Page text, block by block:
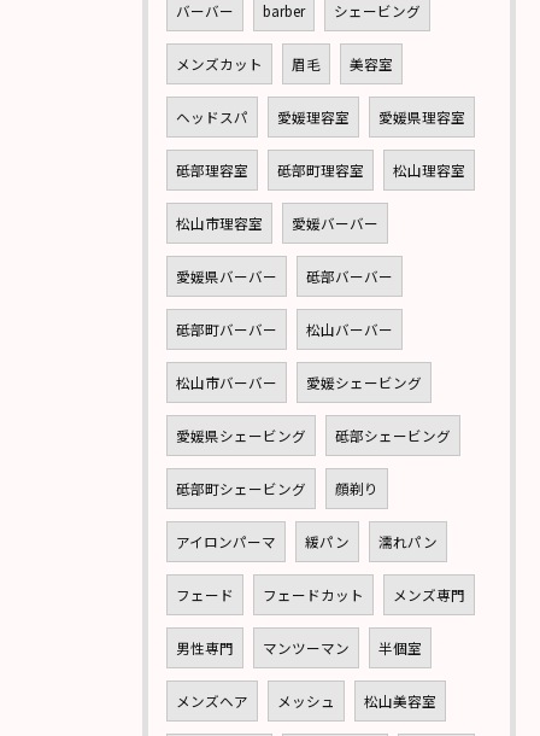
バーバー barber シェービング
メンズカット 眉毛 美容室
ヘッドスパ 愛媛理容室 愛媛県理容室
砥部理容室 砥部町理容室 松山理容室
松山市理容室 愛媛バーバー
愛媛県バーバー 砥部バーバー
砥部町バーバー 松山バーバー
松山市バーバー 愛媛シェービング
愛媛県シェービング 砥部シェービング
砥部町シェービング 顔剃り
アイロンパーマ 緩パン 濡れパン
フェード フェードカット メンズ専門
男性専門 マンツーマン 半個室
メンズヘア メッシュ 松山美容室